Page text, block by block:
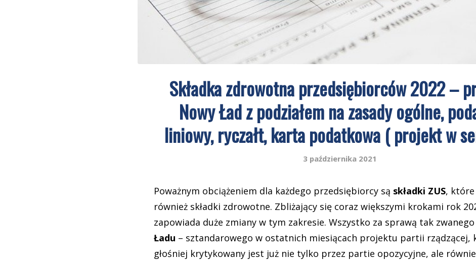
Składka zdrowotna przedsiębiorców 2022 –
Nowy Ład z podziałem na zasady ogólne,
liniowy, ryczałt, karta podatkowa ( projekt w
3 października 2021
Poważnym obciążeniem dla każdego przedsiębiorcy są składki ZUS,
również składki zdrowotne. Zbliżający się coraz większymi krokami rok
zapowiada duże zmiany w tym zakresie. Wszystko za sprawą tak zwanego
Ładu – sztandarowego w ostatnich miesiącach projektu partii rządzącej,
głośniej krytykowany jest już nie tylko przez partie opozycyjne, ale